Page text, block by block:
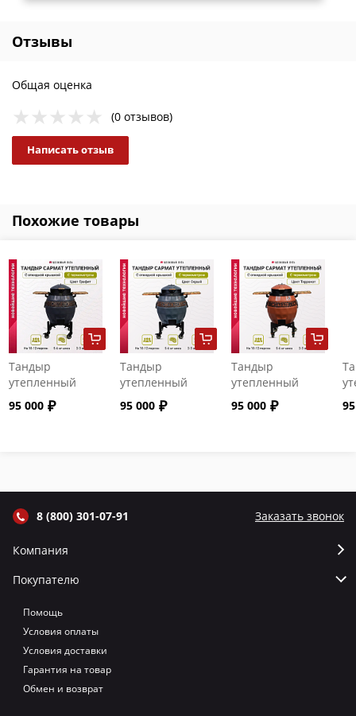
Отзывы
Общая оценка
(0 отзывов)
Написать отзыв
Похожие товары
Тандыр
утепленный
"Сармат" с
откидной
95 000
Тандыр
утепленный
"Сармат" с
откидной
95 000
Тандыр
утепленный
"Сармат" с
откидной
95 000
8 (800) 301-07-91 Заказать звонок
Компания
Покупателю
Помощь
Условия оплаты
Условия доставки
Гарантия на товар
Обмен и возврат